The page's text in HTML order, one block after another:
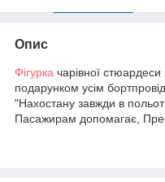
Опис
Фігурка чарівної
подарунком усім
"Нахостану завжди в
Пасажирам допомагає,